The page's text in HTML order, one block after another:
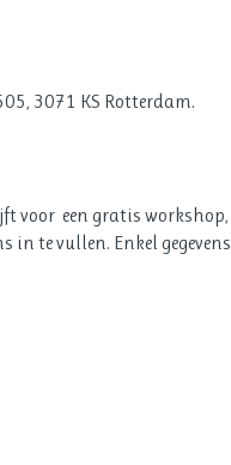
3071 KS Rotterdam.
voor een gratis
te vullen. Enkel